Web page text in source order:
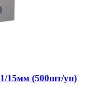
15мм (500шт/уп)